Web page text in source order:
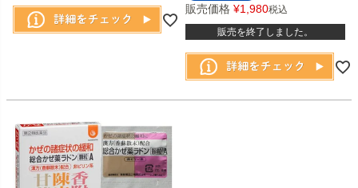
販売価格 ¥1,980税込
販売を終了しました。